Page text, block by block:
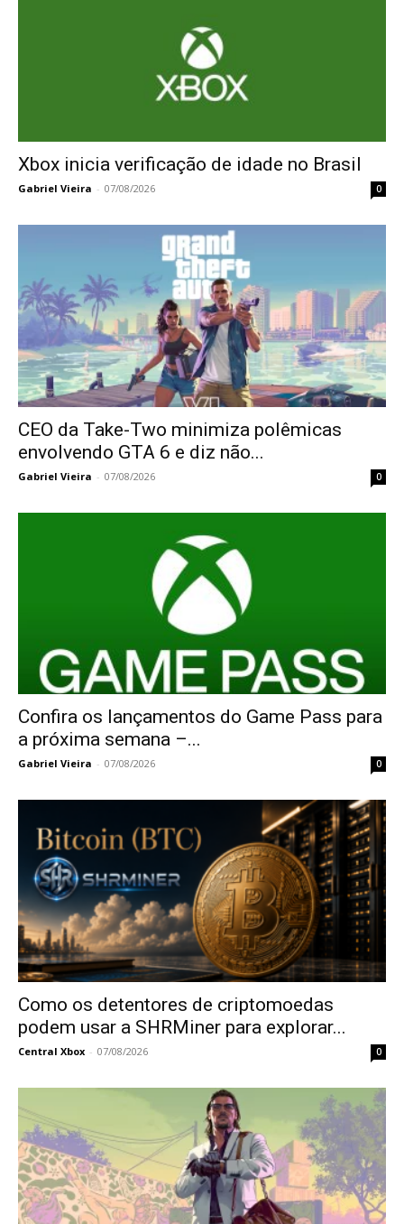
Xbox inicia verificação de idade no Brasil
Gabriel Vieira - 07/08/2026 0
CEO da Take-Two minimiza polêmicas
envolvendo GTA 6 e diz não...
Gabriel Vieira - 07/08/2026 0
Confira os lançamentos do Game Pass para
a próxima semana –...
Gabriel Vieira - 07/08/2026 0
Como os detentores de criptomoedas
podem usar a SHRMiner para explorar...
Central Xbox - 07/08/2026 0